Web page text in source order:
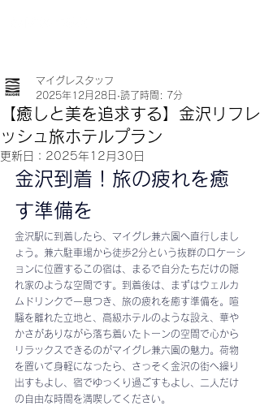
【癒しと美を追求する】金沢リフレ
ッシュ旅ホテルプラン
マイグレスタッフ
2025年12月28日 読了時間: 7分
更新日： 2025年12月30日
金沢到着！旅の疲れを癒
す準備を
金沢駅に到着したら、マイグレ兼六園へ直行しまし
ょう。兼六駐車場から徒歩2分という抜群のロケーシ
ョンに位置するこの宿は、まるで自分たちだけの隠
れ家のような空間です。到着後は、まずはウェルカ
ムドリンクで一息つき、旅の疲れを癒す準備を。喧
騒を離れた立地と、高級ホテルのような設え、華や
かさがありながら落ち着いたトーンの空間で心から
リラックスできるのがマイグレ兼六園の魅力。荷物
を置いて身軽になったら、さっそく金沢の街へ繰り
出すもよし、宿でゆっくり過ごすもよし、二人だけ
の自由な時間を満喫してください。